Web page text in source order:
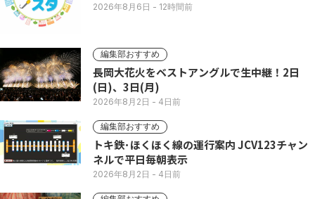
2026年8月6日 - 12時間前
編集部おすすめ
長岡大花火をベストアングルで生中継！2日
(日)、3日(月)
2026年8月2日 - 4日前
編集部おすすめ
トキ鉄･ほくほく線の運行案内 JCV123チャン
ネルで平日毎朝表示
2026年8月2日 - 4日前